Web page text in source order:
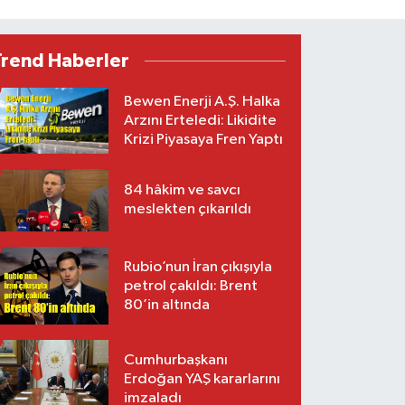
Haberler
Bewen Enerji A.Ş. Halka
Arzını Erteledi: Likidite
Krizi Piyasaya Fren Yaptı
84 hâkim ve savcı
meslekten çıkarıldı
Rubio’nun İran çıkışıyla
petrol çakıldı: Brent
80’in altında
Cumhurbaşkanı
Erdoğan YAŞ kararlarını
imzaladı